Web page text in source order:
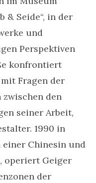
& Seide“, in der
und
Perspektiven
konfrontiert
Fragen der
den
seiner Arbeit,
1990 in
einer Chinesin und
operiert Geiger
der